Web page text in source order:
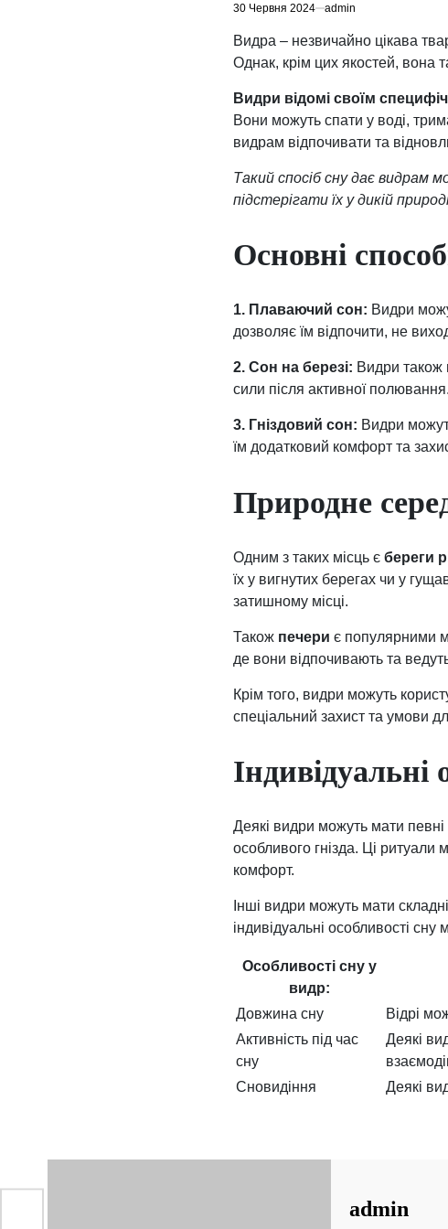
30 Червня 2024 admin
Видра – незвичайно цікава
Однак, крім цих якостей, вона
Видри відомі своїм
Вони можуть спати у воді,
видрам відпочивати та
Такий спосіб сну дає видрам
підстерігати їх у дикій
Основні
1. Плаваючий сон: Видри
дозволяє їм відпочити, не
2. Сон на березі: Видри також
сили після активної полювання.
3. Гніздовий сон: Видри
їм додатковий комфорт та
Природне
Одним з таких місць єбереги
їх у вигнутих берегах чи у
затишному місці.
Також печери є популярними
де вони відпочивають та
Крім того, видри можуть
спеціальний захист та умови
Індивідуальні
Деякі видри можуть мати
особливого гнізда. Ці ритуали
комфорт.
Інші видри можуть мати
індивідуальні особливості
Особливості сну у
видр:
Довжина сну
Відрі
Активність під час
сну
Деякі
Сновидіння
Деякі
admin